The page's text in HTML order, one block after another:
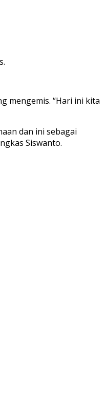
mengemis. “Hari ini kita
dan ini sebagai
Siswanto.